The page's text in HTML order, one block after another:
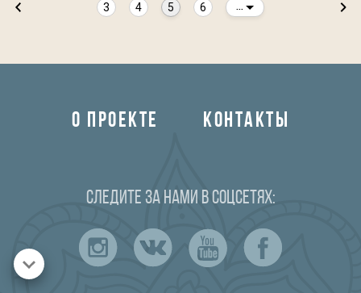
3 4 5 6
О ПРОЕКТЕ КОНТАКТЫ
Следите за нами в соцсетях: